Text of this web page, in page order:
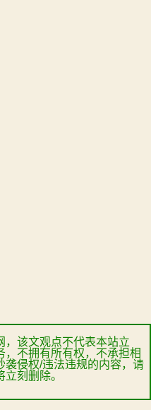
，该文观点不代表本站立
不拥有所有权，不承担相
袭侵权/违法违规的内容，请
刻删除。